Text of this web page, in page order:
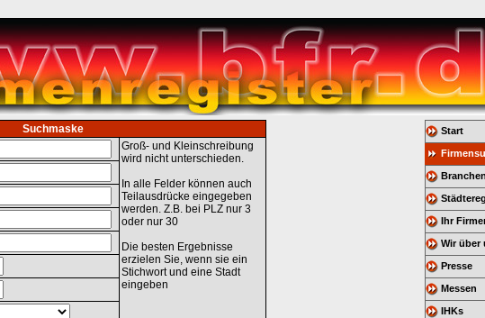
Suchmaske
Groß- und Kleinschreibung
wird nicht unterschieden.
In alle Felder können auch
Teilausdrücke eingegeben
werden. Z.B. bei PLZ nur 3
oder nur 30
Die besten Ergebnisse
erzielen Sie, wenn sie ein
Stichwort und eine Stadt
eingeben
Start
Ihr
Wir über
Presse
Messen
IHKs